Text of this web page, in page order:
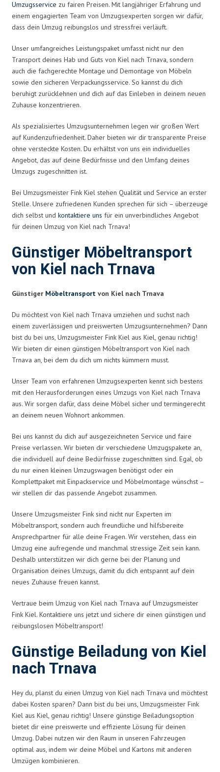
Umzugsservice zu fairen Preisen. Mit langjähriger Erfahrung und
einem engagierten Team von Umzugsexperten sorgen wir dafür,
dass dein Umzug reibungslos und stressfrei verläuft.
Unser umfangreiches Leistungspaket umfasst nicht nur den
Transport deines Hab und Guts von Kiel nach Trnava, sondern
auch die fachgerechte Montage und Demontage von Möbeln
sowie den sicheren Verpackungsservice. So kannst du dich
beruhigt zurücklehnen und dich auf das Einleben in deinem neuen
Zuhause konzentrieren.
Als spezialisiertes Umzugsunternehmen legen wir großen Wert
auf Kundenzufriedenheit. Daher bieten wir dir transparente Preise
ohne versteckte Kosten. Du erhältst von uns ein individuelles
Angebot, das auf deine Bedürfnisse und den Umfang deines
Umzugs zugeschnitten ist.
Bei Umzugsmeister Fink Kiel stehen Qualität und Service an erster
Stelle. Unsere zufriedenen Kunden sprechen für sich – überzeuge
dich selbst und kontaktiere uns für ein unverbindliches Angebot
für deinen Umzug von Kiel nach Trnava!
Günstiger Möbeltransport
von Kiel nach Trnava
Günstiger Möbeltransport von Kiel nach Trnava
Du möchtest von Kiel nach Trnava umziehen und suchst nach
einem zuverlässigen und preiswerten Umzugsunternehmen? Dann
bist du bei uns, Umzugsmeister Fink Kiel aus Kiel, genau richtig!
Wir bieten dir einen günstigen Möbeltransport von Kiel nach
Trnava an, bei dem du dich um nichts kümmern musst.
Unser Team von erfahrenen Umzugsexperten kennt sich bestens
mit den Herausforderungen eines Umzugs von Kiel nach Trnava
aus. Wir sorgen dafür, dass deine Möbel sicher und termingerecht
an deinem neuen Wohnort ankommen.
Bei uns kannst du dich auf ausgezeichneten Service und faire
Preise verlassen. Wir bieten dir verschiedene Umzugspakete an,
die individuell auf deine Bedürfnisse zugeschnitten sind. Egal, ob
du nur einen kleinen Umzugswagen benötigst oder ein
Komplettpaket mit Einpackservice und Möbelmontage wünschst –
wir stellen dir das passende Angebot zusammen.
Unsere Umzugsmeister Fink sind nicht nur Experten im
Möbeltransport, sondern auch freundliche und hilfsbereite
Ansprechpartner für alle deine Fragen. Wir verstehen, dass ein
Umzug eine aufregende und manchmal stressige Zeit sein kann.
Deshalb unterstützen wir dich gerne bei der Planung und
Organisation deines Umzugs, damit du dich entspannt auf dein
neues Zuhause freuen kannst.
Vertraue beim Umzug von Kiel nach Trnava auf Umzugsmeister
Fink Kiel. Kontaktiere uns jetzt und sichere dir einen günstigen und
reibungslosen Möbeltransport!
Günstige Beiladung von Kiel
nach Trnava
Hey du, planst du einen Umzug von Kiel nach Trnava und möchtest
dabei Kosten sparen? Dann bist du bei uns, Umzugsmeister Fink
Kiel aus Kiel, genau richtig! Unsere günstige Beiladungsoption
bietet dir eine preiswerte und effiziente Lösung für deinen
Umzug. Dabei nutzen wir den Raum in unseren Fahrzeugen
optimal aus, indem wir deine Möbel und Kartons mit anderen
Umzügen kombinieren.